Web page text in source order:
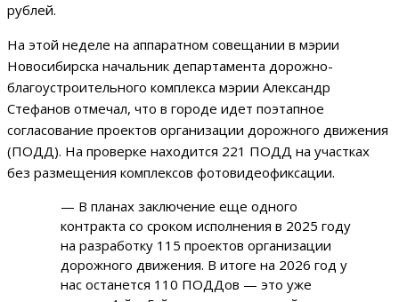
рублей.
На этой неделе на аппаратном совещании в мэрии
Новосибирска начальник департамента дорожно-
благоустроительного комплекса мэрии Александр
Стефанов отмечал, что в городе идет поэтапное
согласование проектов организации дорожного движения
(ПОДД). На проверке находится 221 ПОДД на участках
без размещения комплексов фотовидеофиксации.
— В планах заключение еще одного
контракта со сроком исполнения в 2025 году
на разработку 115 проектов организации
дорожного движения. В итоге на 2026 год у
нас останется 110 ПОДДов — это уже